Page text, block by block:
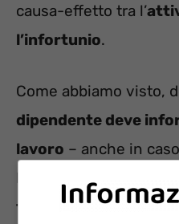
causa-effetto tra l’
l’infortunio.
Come abbiamo visto,
dipendente deve
lavoro – anche in
Il
datore di lavoro
telematicamente